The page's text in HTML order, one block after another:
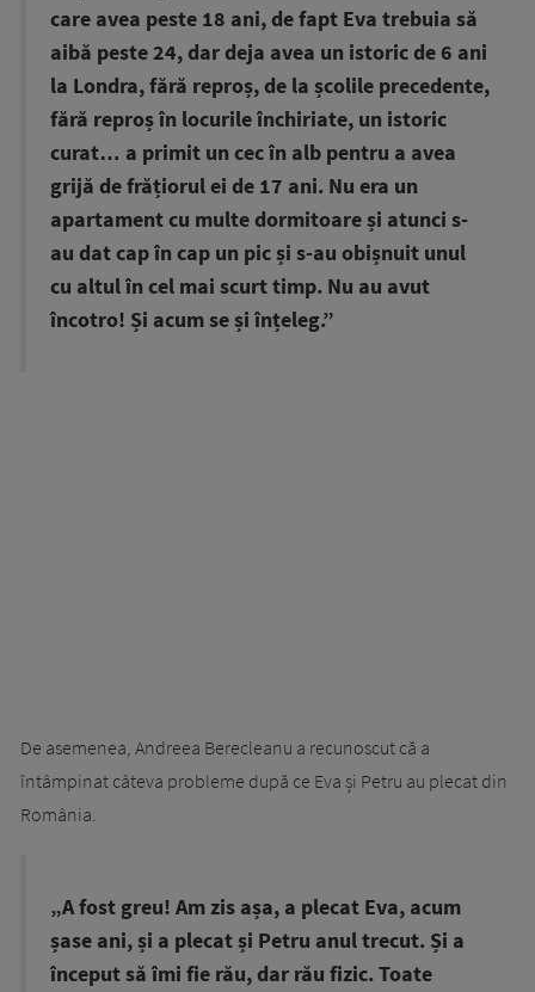
care avea peste 18 ani, de fapt Eva trebuia să
aibă peste 24, dar deja avea un istoric de 6 ani
la Londra, fără reproș, de la școlile precedente,
fără reproș în locurile închiriate, un istoric
curat… a primit un cec în alb pentru a avea
grijă de frățiorul ei de 17 ani. Nu era un
apartament cu multe dormitoare și atunci s-
au dat cap în cap un pic și s-au obișnuit unul
cu altul în cel mai scurt timp. Nu au avut
încotro! Și acum se și înțeleg.”
De asemenea, Andreea Berecleanu a recunoscut că a
întâmpinat câteva probleme după ce Eva și Petru au plecat din
România.
„A fost greu! Am zis așa, a plecat Eva, acum
șase ani, și a plecat și Petru anul trecut. Și a
început să îmi fie rău, dar rău fizic. Toate